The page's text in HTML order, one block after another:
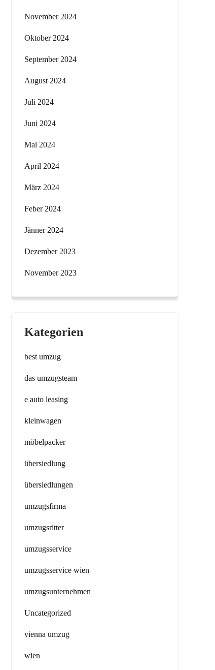
November 2024
Oktober 2024
September 2024
August 2024
Juli 2024
Juni 2024
Mai 2024
April 2024
März 2024
Feber 2024
Jänner 2024
Dezember 2023
November 2023
Kategorien
best umzug
das umzugsteam
e auto leasing
kleinwagen
möbelpacker
übersiedlung
übersiedlungen
umzugsfirma
umzugsritter
umzugsservice
umzugsservice wien
umzugsunternehmen
Uncategorized
vienna umzug
wien